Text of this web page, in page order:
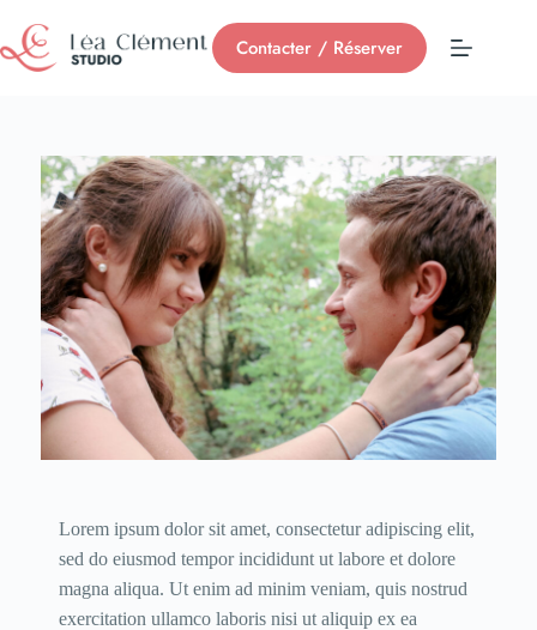
Contacter / Réserver
Lorem ipsum dolor sit amet, consectetur adipiscing elit,
sed do eiusmod tempor incididunt ut labore et dolore
magna aliqua. Ut enim ad minim veniam, quis nostrud
exercitation ullamco laboris nisi ut aliquip ex ea